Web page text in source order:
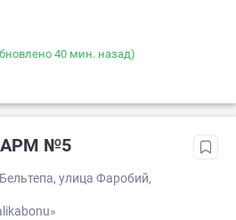
40 мин. назад)
№5
улица Фаробий,